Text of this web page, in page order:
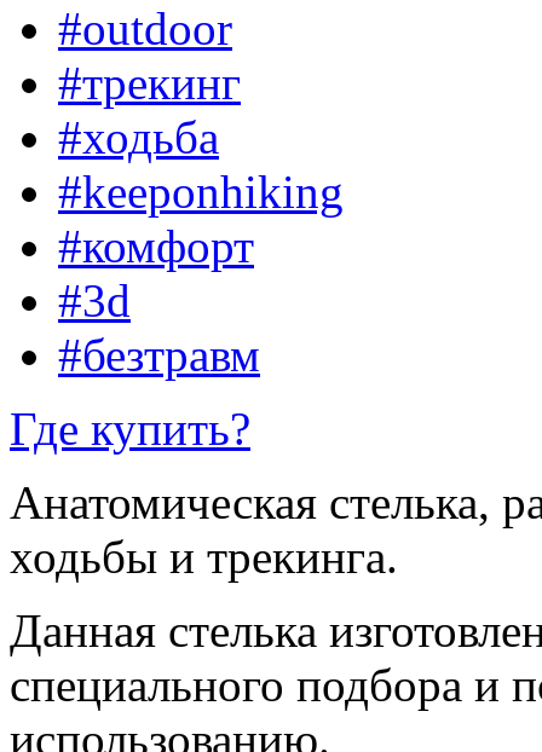
#outdoor
#трекинг
#ходьба
#keeponhiking
#комфорт
#3d
#безтравм
Где купить?
Анатомическая стелька,
ходьбы и трекинга.
Данная стелька
специального подбора и
использованию.